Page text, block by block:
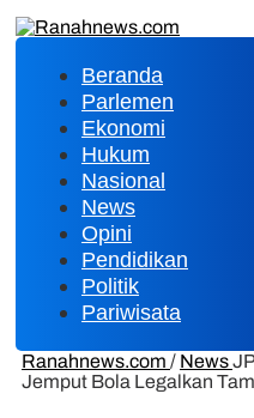
Beranda
Parlemen
Ekonomi
Hukum
Nasional
News
Opini
Pendidikan
Politik
Pariwisata
Ranahnews.com / News
Jemput Bola Legalkan